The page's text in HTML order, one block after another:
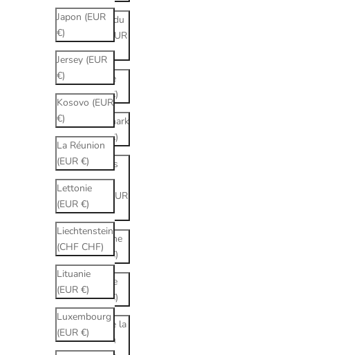
Japon (EUR
€)
Jersey (EUR
€)
Kosovo (EUR
€)
La Réunion
(EUR €)
Lettonie
(EUR €)
Liechtenstein
(CHF CHF)
Lituanie
(EUR €)
Luxembourg
(EUR €)
Corée du
Sud (EUR
€)
Croatie
(EUR €)
Danemark
(EUR €)
Émirats
arabes
unis (EUR
€)
Espagne
(EUR €)
Estonie
(EUR €)
État de la
Cité du